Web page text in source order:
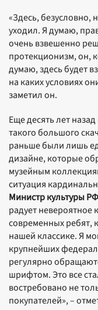
«Здесь, безусловно,
уходил. Я думаю,
очень взвешенно
протекционизм, он,
думаю, здесь будет
на каких условиях
заметил он.
Еще десять лет
такого большого
раньше были лишь
дизайне, которые
музейным
ситуация
Министр культуры
радует невероятное
современных ребят,
нашей классике. Я
крупнейших
регулярно
шрифтом. Это все
востребовано не
покупателей», –